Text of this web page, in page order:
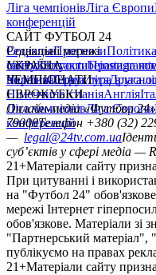
Ліга чемпіонівЛіга Європи
конференцій
САЙТ ФУТБОЛ 24
РедакціяПрогнози
сайтуКонтактиПравила
політикаСтруктура
Соціальні мережі
facebookxyoutubeinstagram
УКРАЇНА
УкраїнаПерша лігаДруга
ЧЕМПІОНАТИ
НімеччинаІспаніяАнглія
ЄВРОКУБКИ
Ліга чемпіонівЛіга Європи
конференцій
Онлайн-медіа «Футбол 24»
79008Телефон +380 (32)
— legal@24tv.com.ua
суб’єктів у сфері медіа —
21+Матеріали сайту
При цитуванні і
на "Футбол 24"
мережі Інтернет
обов'язкове. Матеріали зі
"Партнерський
публікуємо на правах
21+Матеріали сайту